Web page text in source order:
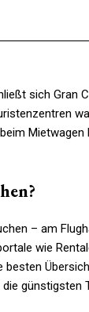
sich Gran
Mietwagen
– am
wie
günstigsten